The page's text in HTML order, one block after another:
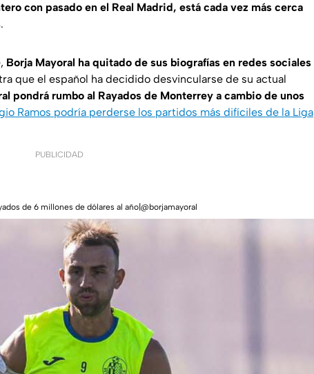
con pasado en el Real Madrid, está cada vez más cerca
.
, Borja Mayoral ha quitado de sus biografías en redes sociales
que el español ha decidido desvincularse de su actual
pondrá rumbo al Rayados de Monterrey a cambio de unos
Ramos podría perderse los partidos más difíciles de la Liga
PUBLICIDAD
de 6 millones de dólares al año|@borjamayoral